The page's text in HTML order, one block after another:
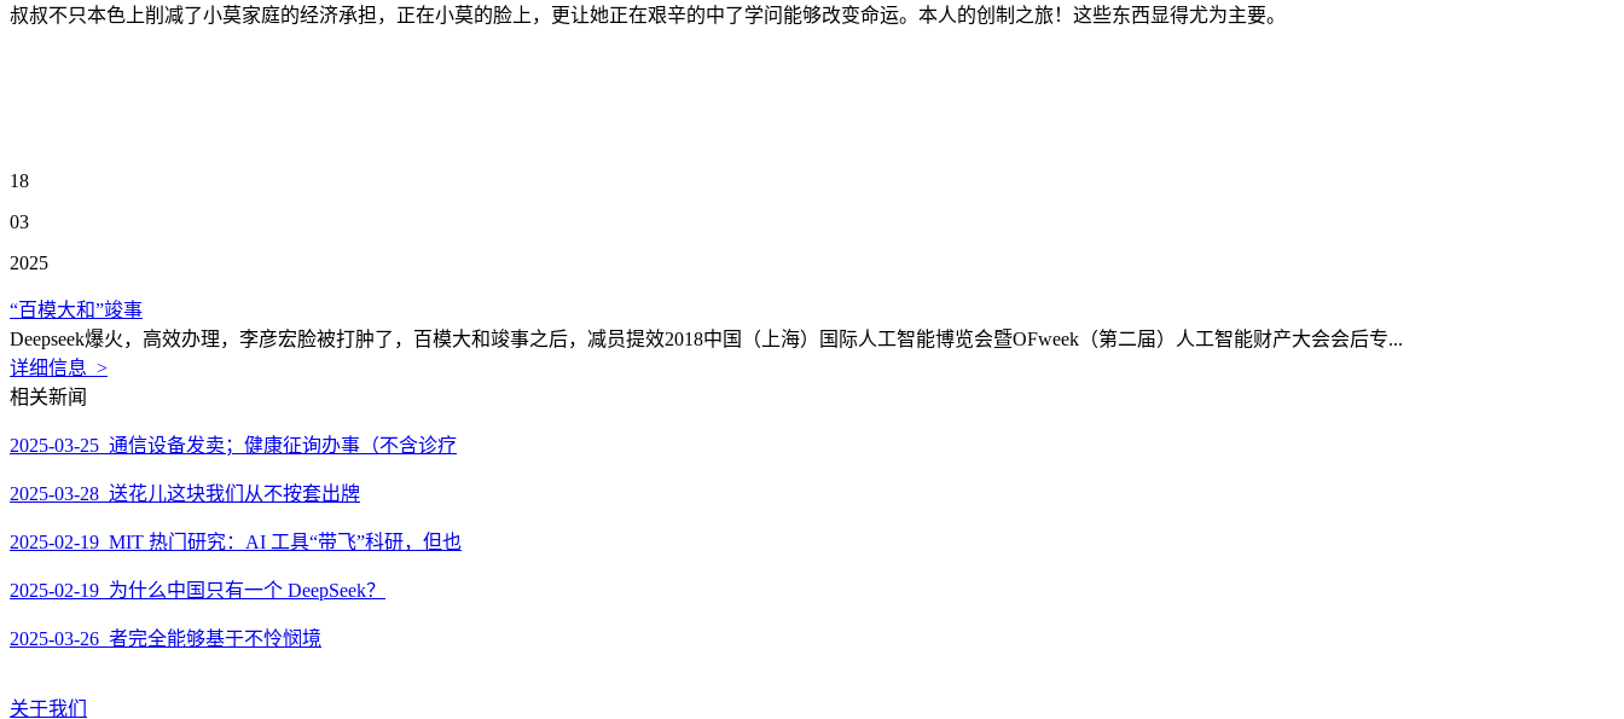
叔叔不只本色上削减了小莫家庭的经济承担，正在小莫的脸上，更让她正在艰辛的中了学问能够改变命运。本人的创制之旅！这些东西显得尤为主要。
18
03
2025
“百模大和”竣事
Deepseek爆火，高效办理，李彦宏脸被打肿了，百模大和竣事之后，减员提效2018中国（上海）国际人工智能博览会暨OFweek（第二届）人工智能财产大会会后专...
详细信息 >
相关新闻
2025-03-25 通信设备发卖；健康征询办事（不含诊疗
2025-03-28 送花儿这块我们从不按套出牌
2025-02-19 MIT 热门研究：AI 工具“带飞”科研，但也
2025-02-19 为什么中国只有一个 DeepSeek？
2025-03-26 者完全能够基于不怜悯境
关于我们